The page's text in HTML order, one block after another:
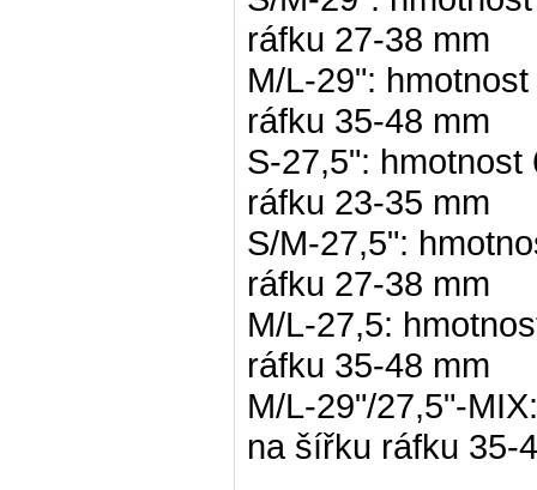
ráfku 27-38 mm
M/L-29":
ráfku 35-48 mm
S-27,5":
ráfku 23-35 mm
S/M-27,5":
ráfku 27-38 mm
M/L-27,5:
ráfku 35-48 mm
M/L-29"/27,5"-
na šířku ráfku 35-